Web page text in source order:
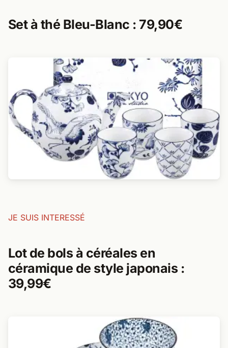
Set à thé Bleu-Blanc : 79,90€
JE SUIS INTERESSÉ
Lot de bols à céréales en
céramique de style japonais :
39,99€